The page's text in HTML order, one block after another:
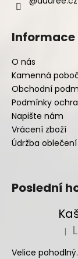
Informace
O nás
Kamenná
Obchodní
Podmínky
Napište nám
Vrácení zboží
Údržba oblečení
Poslední
|
Velice pohodlný.